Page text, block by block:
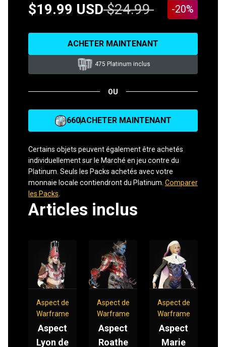
$19.99 USD $24.99 -20%
ACHETER MAINTENANT
475 Platinum inclus
OU
660ACHETER MAINTENANT
Certains objets peuvent également être achetés
individuellement sur le Marché en jeu contre du
Platinum. Seuls les Packs achetés avec votre
monnaie locale contiendront du Platinum. Comparer
les Packs
Articles inclus
Aspect de
Warframe
Aspect
Lyon de
Aspect de
Warframe
Aspect
Roathe
Aspect de
Warframe
Aspect
Marie